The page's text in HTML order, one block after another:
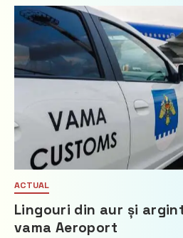
ACTUAL
Lingouri din aur și
vama Aeroport